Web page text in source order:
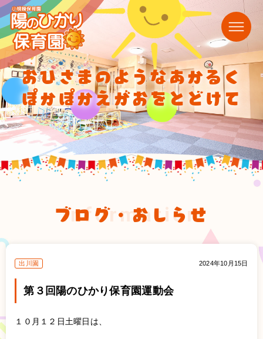
おひさまのようなあかるく
ぽかぽかえがおをとどけて
ブログ・おしらせ
information
出川園 2024年10月15日
第３回陽のひかり保育園運動会
１０月１２日土曜日は、